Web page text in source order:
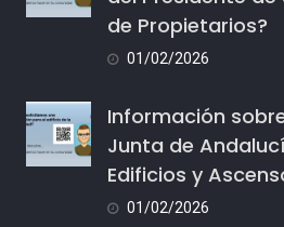
de Propietarios?
01/02/2026
Información
Junta de
Edificios y
01/02/2026